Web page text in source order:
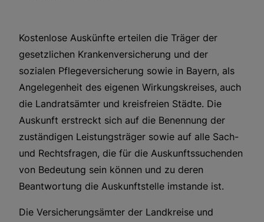
Kostenlose Auskünfte erteilen die Träger der
gesetzlichen Krankenversicherung und der
sozialen Pflegeversicherung sowie in Bayern, als
Angelegenheit des eigenen Wirkungskreises, auch
die Landratsämter und kreisfreien Städte. Die
Auskunft erstreckt sich auf die Benennung der
zuständigen Leistungsträger sowie auf alle Sach-
und Rechtsfragen, die für die Auskunftssuchenden
von Bedeutung sein können und zu deren
Beantwortung die Auskunftstelle imstande ist.
Die Versicherungsämter der Landkreise und